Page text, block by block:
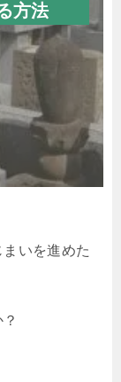
方法
いを進めた